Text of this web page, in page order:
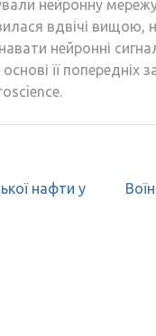
нейронну
вдвічі
нейронні
її
нафти у